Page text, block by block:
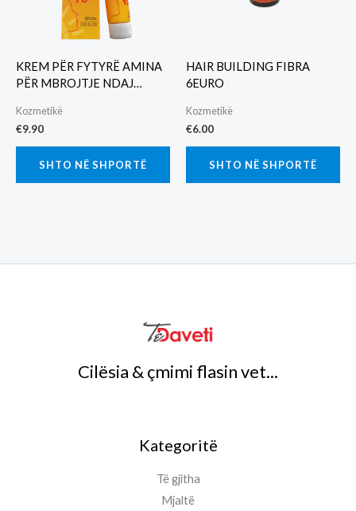
KREM PËR FYTYRË AMINA
PËR MBROJTJE NDAJ
Kozmetikë
€9.90
SHTO NË SHPORTË
HAIR BUILDING FIBRA
6EURO
Kozmetikë
€6.00
SHTO NË SHPORTË
Cilësia & çmimi flasin vet...
Kategoritë
Të gjitha
Mjaltë